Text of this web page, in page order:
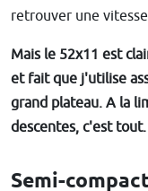
retrouver une
Mais le 52x11 est
et fait que j'utilise
grand plateau. A la
descentes, c'est tout.
Semi-